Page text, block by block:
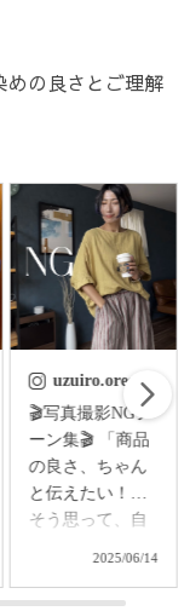
の良さとご理解
uzu.jp
＼話題のTシャ
ツ、コーデして
みたよ！／ 着
用モデル：
OREO （162cm /
UZUiROのブラ
2025/06/17